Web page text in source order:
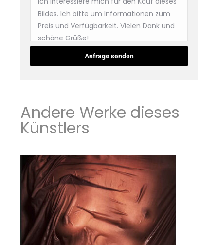
Andere Werke dieses
Künstlers